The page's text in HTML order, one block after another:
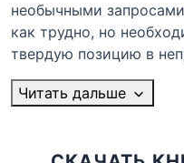
необычными
как трудно, но
твердую позицию в
Читать дальше